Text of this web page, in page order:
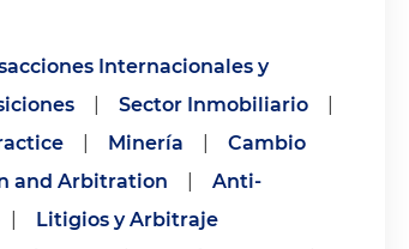
Internacionales y
Sector Inmobiliario
Minería
Cambio
and Arbitration
Anti-
Litigios y Arbitraje